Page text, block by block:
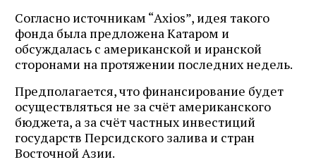
Согласно источникам “Axios”, идея такого
фонда была предложена Катаром и
обсуждалась с американской и иранской
сторонами на протяжении последних недель.
Предполагается, что финансирование будет
осуществляться не за счёт американского
бюджета, а за счёт частных инвестиций
государств Персидского залива и стран
Восточной Азии.